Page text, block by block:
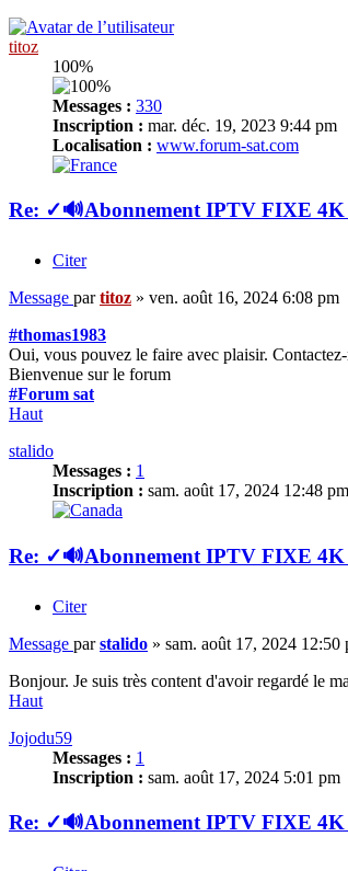
titoz
100%
Messages : 330
Inscription : mar. déc. 19, 2023 9:44 pm
Localisation : www.forum-sat.com
Re: ✓🔊Abonnement IPTV
Citer
Message partitoz » ven. août 16, 2024 6:08 pm
#thomas1983
Oui, vous pouvez le faire avec plaisir.
Bienvenue sur le forum
#Forum sat
Haut
stalido
Messages : 1
Inscription : sam. août 17, 2024 12:48 pm
Re: ✓🔊Abonnement IPTV
Citer
Message parstalido » sam. août 17, 2024 12:50
Bonjour. Je suis très content d'avoir regardé le
Haut
Jojodu59
Messages : 1
Inscription : sam. août 17, 2024 5:01 pm
Re: ✓🔊Abonnement IPTV